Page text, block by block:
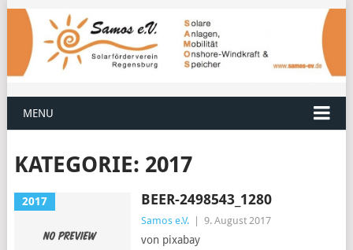
MENU
KATEGORIE: 2017
2017 BEER-2498543_1280
Samos e.V. 9. August 2017
von pixabay